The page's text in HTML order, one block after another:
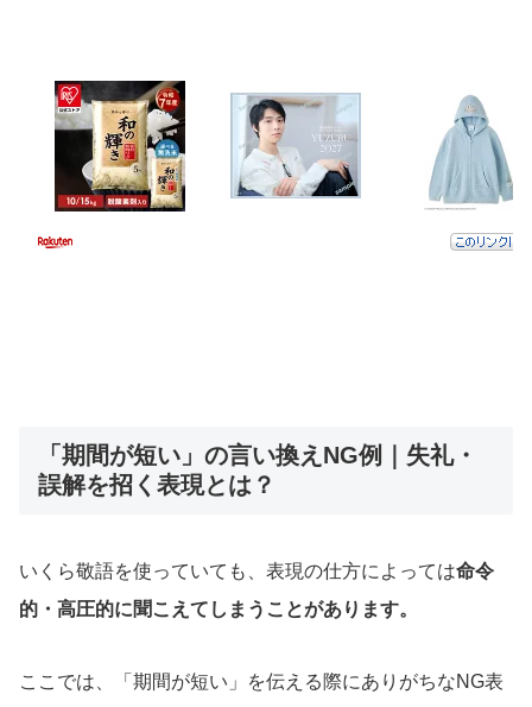
「期間が短い」の言い換えNG例｜失礼・
誤解を招く表現とは？
いくら敬語を使っていても、表現の仕方によっては命令
的・高圧的に聞こえてしまうことがあります。
ここでは、「期間が短い」を伝える際にありがちなNG表